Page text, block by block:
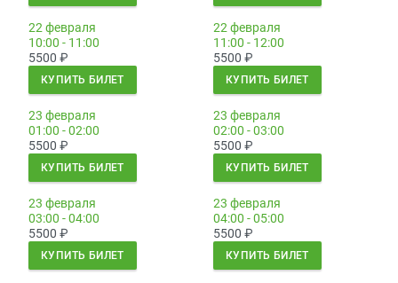
22 февраля
10:00 - 11:00
5500 ₽
КУПИТЬ БИЛЕТ
22 февраля
11:00 - 12:00
5500 ₽
КУПИТЬ БИЛЕТ
23 февраля
01:00 - 02:00
5500 ₽
КУПИТЬ БИЛЕТ
23 февраля
02:00 - 03:00
5500 ₽
КУПИТЬ БИЛЕТ
23 февраля
03:00 - 04:00
5500 ₽
КУПИТЬ БИЛЕТ
23 февраля
04:00 - 05:00
5500 ₽
КУПИТЬ БИЛЕТ